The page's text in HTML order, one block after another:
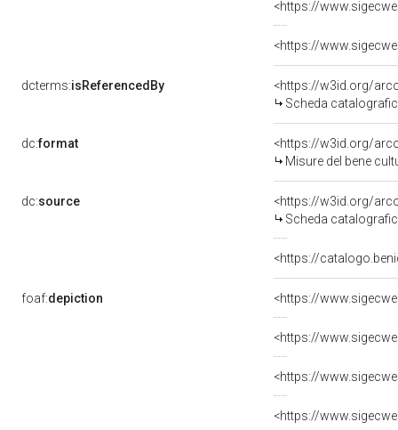
dcterms:isReferencedBy
<https://w3id.org/
Scheda
dc:format
<https://w3id.org/
Misure del bene
dc:source
<https://w3id.org/
Scheda
<https://
foaf:depiction